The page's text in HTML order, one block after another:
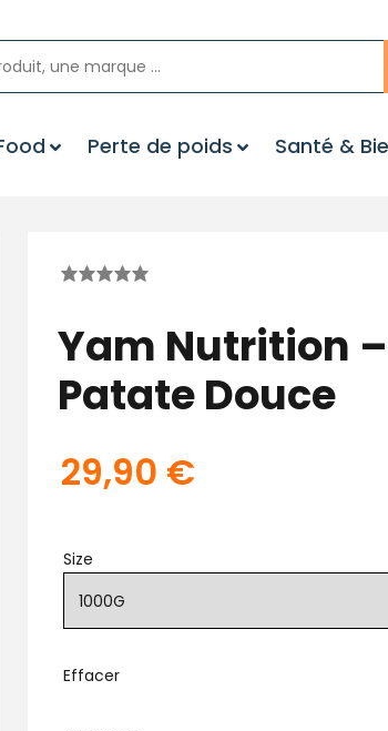
Perte de poids Santé &
Yam Nutrition
Patate Douce
29,90 €
Size
Effacer